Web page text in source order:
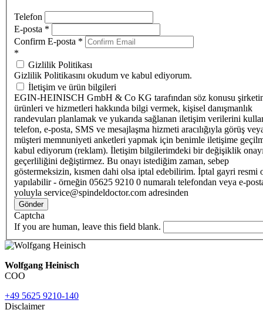
Telefon
E-posta *
Confirm E-posta *
*
Gizlilik Politikası
Gizlilik Politikasını okudum ve kabul ediyorum.
İletişim ve ürün bilgileri
EGIN-HEINISCH GmbH & Co KG tarafından söz konusu
ürünleri ve hizmetleri hakkında bilgi vermek, kişisel danışmanlık
randevuları planlamak ve yukarıda sağlanan iletişim verilerini
telefon, e-posta, SMS ve mesajlaşma hizmeti aracılığıyla görüş
müşteri memnuniyeti anketleri yapmak için benimle iletişime
kabul ediyorum (reklam). İletişim bilgilerimdeki bir değişiklik
geçerliliğini değiştirmez. Bu onayı istediğim zaman, sebep
göstermeksizin, kısmen dahi olsa iptal edebilirim. İptal gayri resmi
yapılabilir - örneğin 05625 9210 0 numaralı telefondan veya e-
yoluyla service@spindeldoctor.com adresinden
Gönder
Captcha
If you are human, leave this field blank.
Wolfgang Heinisch
COO
+49 5625 9210-140
Disclaimer